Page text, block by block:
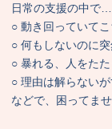
日常の支援の中で…
○ 動き回っていて
○ 何もしないのに
○ 暴れる、人をた
○ 理由は解らない
などで、困ってま